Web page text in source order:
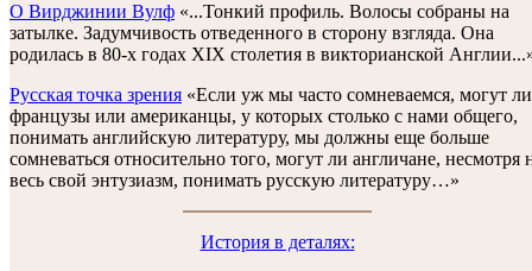
O Вирджинии Вулф «...Тонкий профиль. Волосы собраны на
затылке. Задумчивость отведенного в сторону взгляда. Она
родилась в 80-х годах XIX столетия в викторианской
Русская точка зрения «Если уж мы часто сомневаемся, могут ли
французы или американцы, у которых столько с нами общего,
понимать английскую литературу, мы должны еще больше
сомневаться относительно того, могут ли англичане, несмотря
весь свой энтузиазм, понимать русскую литературу…»
История в деталях: